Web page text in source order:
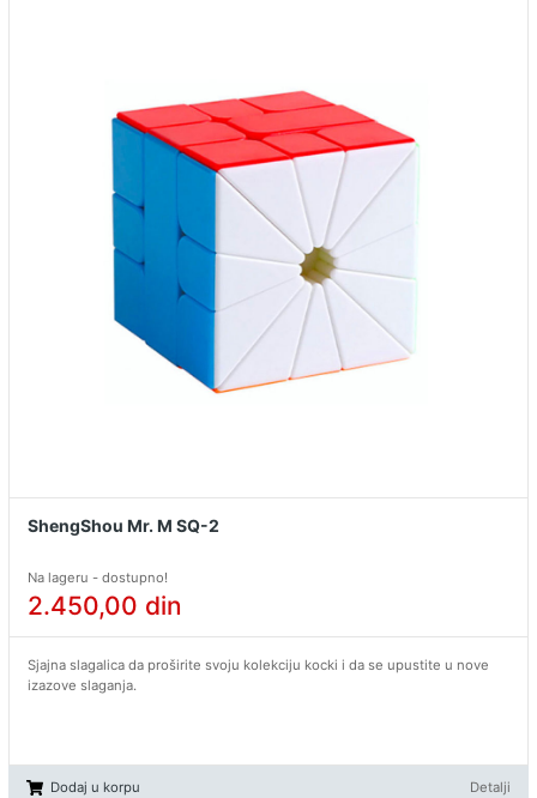
ShengShou Mr. M SQ-2
Na lageru - dostupno!
2.450,00 din
Sjajna slagalica da proširite svoju kolekciju kocki i da se upustite u nove
izazove slaganja.
Dodaj u korpu Detalji